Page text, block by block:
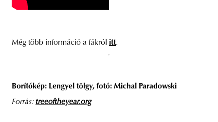
Még több információ a fákról itt.
Borítókép: Lengyel tölgy, fotó: Michal Paradowski
Forrás: treeoftheyear.org